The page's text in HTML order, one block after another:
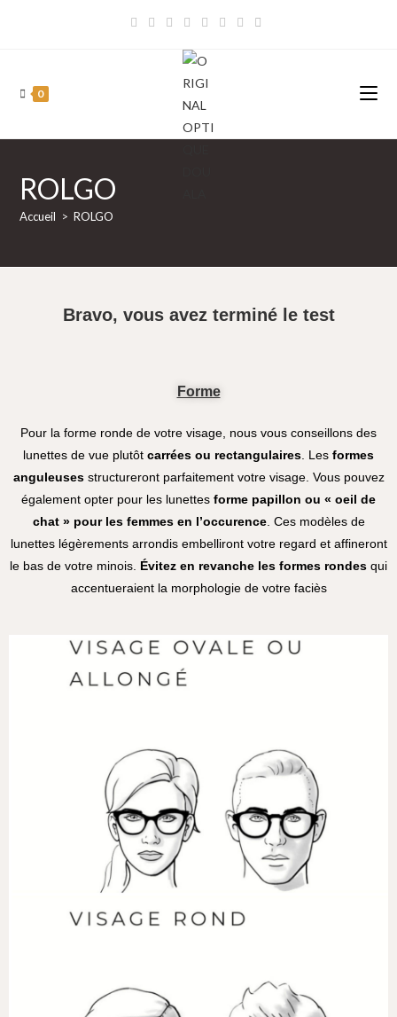
0
ROLGO
Accueil > ROLGO
Bravo, vous avez terminé le test
Forme
Pour la forme ronde de votre visage, nous vous conseillons des
lunettes de vue plutôt carrées ou rectangulaires . Les formes
anguleuses structureront parfaitement votre visage. Vous pouvez
également opter pour les lunettes forme papillon ou « oeil de
chat » pour les femmes en l’occurence. Ces modèles de
lunettes légèrements arrondis embelliront votre regard et affineront
le bas de votre minois. Évitez en revanche les formes rondes qui
accentueraient la morphologie de votre faciès